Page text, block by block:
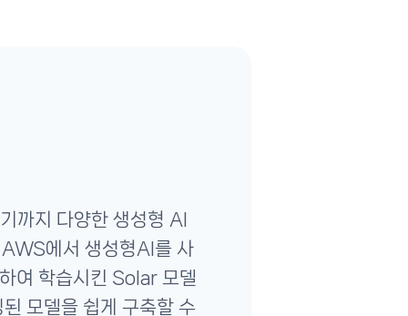
까지 다양한 생성형 AI
에서 생성형AI를 사
여 학습시킨 Solar 모델
모델을 쉽게 구축할 수